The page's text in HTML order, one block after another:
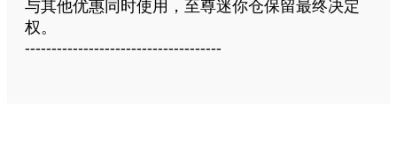
与其他优惠同时使用，至尊迷你仓保留最终决定
权。
-------------------------------------